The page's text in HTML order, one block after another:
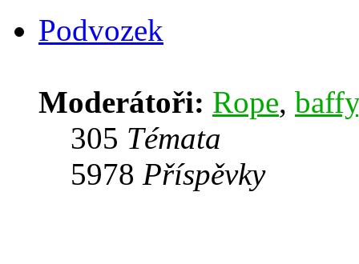
Podvozek
Moderátoři: Rope, baffy
305 Témata
5978 Příspěvky